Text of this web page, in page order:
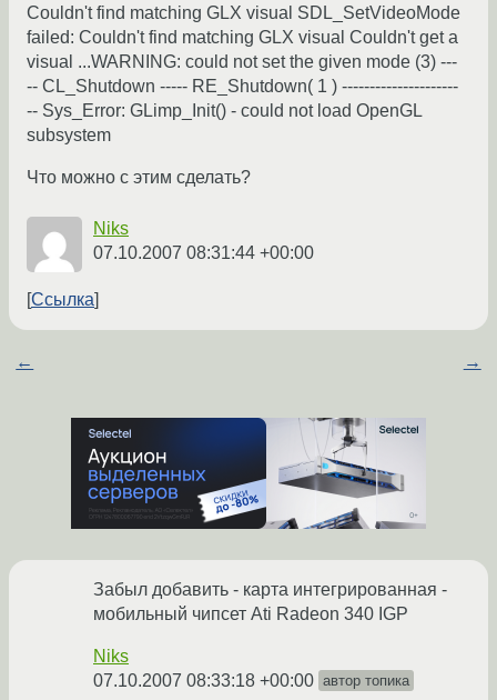
Couldn't find matching GLX visual SDL_SetVideoMode
failed: Couldn't find matching GLX visual Couldn't get a
visual ...WARNING: could not set the given mode (3) ---
-- CL_Shutdown ----- RE_Shutdown( 1 ) ---------------------
-- Sys_Error: GLimp_Init() - could not load OpenGL
subsystem
Что можно с этим сделать?
Niks
07.10.2007 08:31:44 +00:00
Ссылка
← →
Забыл добавить - карта интегрированная -
мобильный чипсет Ati Radeon 340 IGP
Niks
07.10.2007 08:33:18 +00:00 автор топика